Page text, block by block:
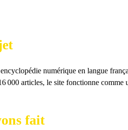
numérique en langue
000 articles, le site fonctionne
fait